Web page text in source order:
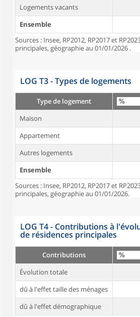
Logements vacants
Ensemble
Sources : Insee, RP2012, RP2017 et
principales, géographie au 01/01/2026 .
LOG T3 - Types de logements
Type de logement
Maison
Appartement
Autres logements
Ensemble
Sources : Insee, RP2012, RP2017 et
principales, géographie au 01/01/2026.
LOG T4 - Contributions à
de résidences principales
Contributions
Évolution totale
dû à l'effet taille des ménages
dû à l'effet démographique